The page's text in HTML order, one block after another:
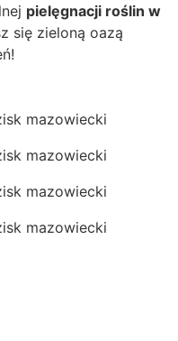
pielęgnacji roślin w
się zieloną oazą